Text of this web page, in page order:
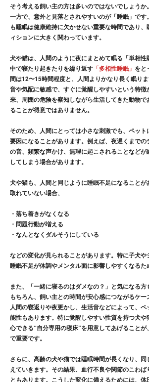
そう考える飼い主の方は多いのではないでしょう
一方で、意外と見落とされやすいのが「睡眠」です
も睡眠は健康維持に欠かせない重要な時間であり、
ィションに大きく関わっています。
犬や猫は、人間のように夜にまとめて眠る「単相性
中で寝たり起きたりを繰り返す 「多相性睡眠」 をと
間は12〜15時間程度と、人間よりかなり長く眠り
音や気配に敏感で、すぐに覚醒しやすいという特
来、周囲の危険を察知しながら生活してきた動物
ることが得意ではありません。
そのため、人間にとっては小さな刺激でも、ペッ
要因になることがあります。例えば、夜遅くまで
の音、頻繁な声かけ、無理に起こされることなどが
してしまう場合があります。
犬や猫も、人間と同じように睡眠不足になること
取れていない場合、
・落ち着きがなくなる
・問題行動が増える
・なんとなくダルそうにしている
などの変化が見られることがあります。特に子犬や
睡眠不足が体調やメンタル面に影響しやすくなるた
また、「一緒に寝るのはダメなの？」と気になる方
もちろん、飼い主との時間が安心感につながるケー
人間の寝返りや夜更かし、生活音などによって、
能性もあります。特に覚醒しやすい性質を持つ犬
心できる“自分専用の寝床”を用意してあげることが
で重要です。
さらに、高齢の犬や猫では睡眠時間が長くなり、
えていきます。その結果、 血行不良や関節のこわば
ともあります。こうした変化に備えるためには、体